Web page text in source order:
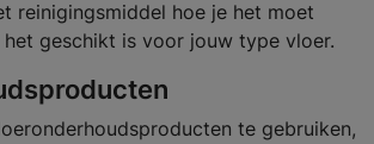
reinigingsmiddel hoe je het moet
geschikt is voor jouw type vloer.
te gebruiken,